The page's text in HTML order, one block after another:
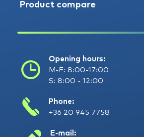
Product compare
Opening hours:
M-F: 8:00-17:00
S: 8:00 - 12:00
Phone:
+36 20 945 7758
E-mail: